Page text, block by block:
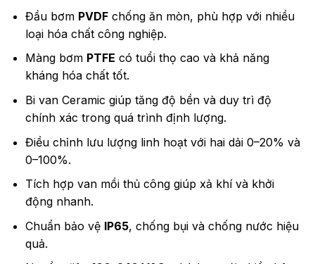
Đầu bơm PVDFchống ăn mòn, phù hợp với nhiều
loại hóa chất công nghiệp.
Màng bơm PTFE có tuổi thọ cao và khả năng
kháng hóa chất tốt.
Bi van Ceramic giúp tăng độ bền và duy trì độ
chính xác trong quá trình định lượng.
Điều chỉnh lưu lượng linh hoạt với hai dải 0–20% và
0–100%.
Tích hợp van mồi thủ công giúp xả khí và khởi
động nhanh.
Chuẩn bảo vệ IP65, chống bụi và chống nước hiệu
quả.